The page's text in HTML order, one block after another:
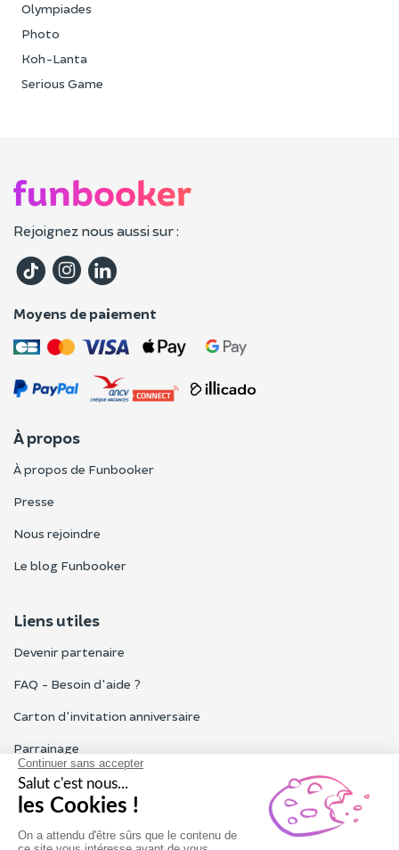
Olympiades
Photo
Koh-Lanta
Serious Game
Rejoignez nous aussi sur :
Moyens de paiement
À propos
À propos de Funbooker
Presse
Nous rejoindre
Le blog Funbooker
Liens utiles
Devenir partenaire
FAQ - Besoin d'aide ?
Carton d'invitation anniversaire
Parrainage
Tous les avis Funbooker
Particuliers, entreprises, professionnels